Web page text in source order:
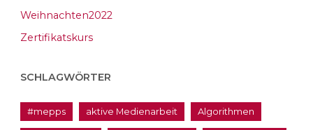
Weihnachten2022
Zertifikatskurs
SCHLAGWÖRTER
#mepps aktive Medienarbeit Algorithmen